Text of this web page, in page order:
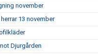
november
13 november
Djurgården